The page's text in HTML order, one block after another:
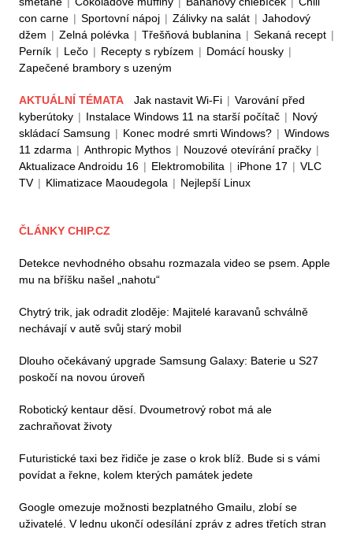
con carne | Sportovní nápoj | Zálivky na salát | Jahodový
džem | Zelná polévka | Třešňová bublanina | Sekaná recept |
Perník | Lečo | Recepty s rybízem | Domácí housky |
Zapečené brambory s uzeným
AKTUÁLNÍ TÉMATA Jak nastavit Wi-Fi | Varování před
kyberútoky | Instalace Windows 11 na starší počítač | Nový
skládací Samsung | Konec modré smrti Windows? | Windows
11 zdarma | Anthropic Mythos | Nouzové otevírání pračky |
Aktualizace Androidu 16 | Elektromobilita | iPhone 17 | VLC
TV | Klimatizace Maoudegola | Nejlepší Linux
ČLÁNKY CHIP.CZ
Detekce nevhodného obsahu rozmazala video se psem. Apple
mu na bříšku našel „nahotu“
Chytrý trik, jak odradit zloděje: Majitelé karavanů schválně
nechávají v autě svůj starý mobil
Dlouho očekávaný upgrade Samsung Galaxy: Baterie u S27
poskočí na novou úroveň
Robotický kentaur děsí. Dvoumetrový robot má ale
zachraňovat životy
Futuristické taxi bez řidiče je zase o krok blíž. Bude si s vámi
povídat a řekne, kolem kterých památek jedete
Google omezuje možnosti bezplatného Gmailu, zlobí se
uživatelé. V lednu ukončí odesílání zpráv z adres třetích stran